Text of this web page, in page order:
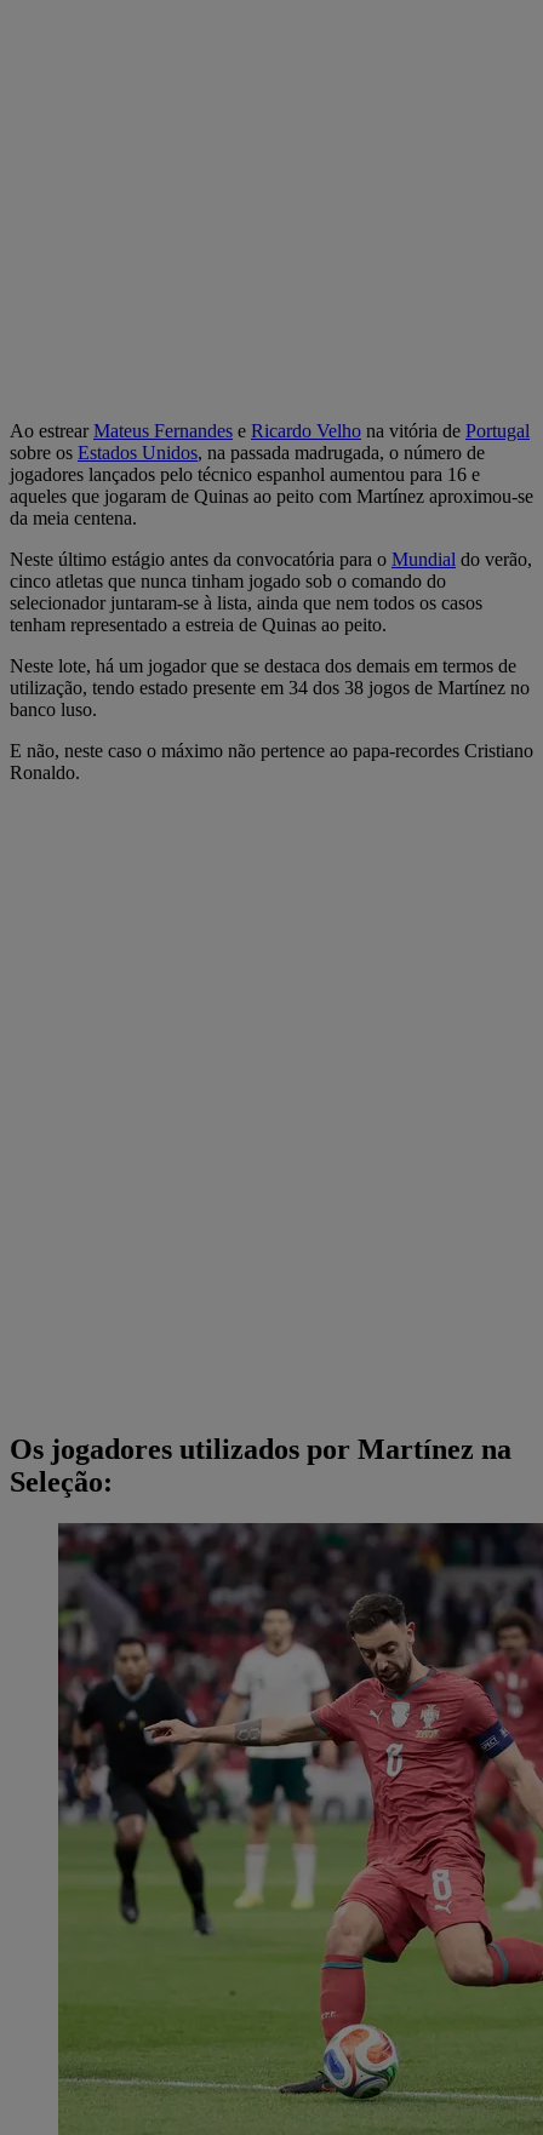
Ao estrearMateus Fernandes e Ricardo Velho na vitória de Portugal
sobre os Estados Unidos, na passada madrugada, o número de
jogadores lançados pelo técnico espanhol aumentou para 16 e
aqueles que jogaram de Quinas ao peito com Martínez aproximou-se
da meia centena.
Neste último estágio antes da convocatória para o Mundial do verão,
cinco atletas que nunca tinham jogado sob o comando do
selecionador juntaram-se à lista, ainda que nem todos os casos
tenham representado a estreia de Quinas ao peito.
Neste lote, há um jogador que se destaca dos demais em termos de
utilização, tendo estado presente em 34 dos 38 jogos de Martínez no
banco luso.
E não, neste caso o máximo não pertence ao papa-recordes Cristiano
Ronaldo.
Os jogadores utilizados por Martínez na
Seleção: